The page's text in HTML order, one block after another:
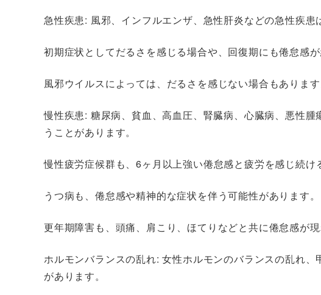
急性疾患: 風邪、インフルエンザ、急性肝炎などの急性疾患
初期症状としてだるさを感じる場合や、回復期にも倦怠感が
風邪ウイルスによっては、だるさを感じない場合もあります
慢性疾患: 糖尿病、貧血、高血圧、腎臓病、心臓病、悪性
うことがあります。
慢性疲労症候群も、6ヶ月以上強い倦怠感と疲労を感じ続け
うつ病も、倦怠感や精神的な症状を伴う可能性があります。
更年期障害も、頭痛、肩こり、ほてりなどと共に倦怠感が現
ホルモンバランスの乱れ: 女性ホルモンのバランスの乱れ
があります。